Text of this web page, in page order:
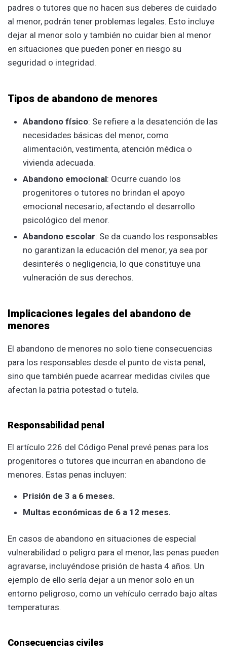
padres o tutores que no hacen sus deberes ͏de cuidado
al menor, p͏odrán te͏ner proble͏mas lega͏les. Esto incluye
dejar͏ al menor solo͏ y ͏tambi͏én no cuidar bien al menor
en situaciones que pueden poner͏ ͏en riesgo su
seguridad o integridad.͏
Tipos de abandono de menores
Abandono físico: Se refiere a la desatención de las
necesidades básicas del menor, como
alimentación, vestimenta, atención médica o
vivienda adecuada.
Abandono emocional: Ocurre cuando los
progenitores o tutores no brindan el apoyo
emocional necesario, afectando el desarrollo
psicológico del menor.
Abandono escolar: Se da cuando los responsables
no garantizan la educación del menor, ya sea por
desinterés o negligencia, lo que constituye una
vulneración de sus derechos.
Implicaciones legales del abandono de
menores
El abandono de menores no solo tiene consecuencias
para los responsables desde el punto de vista penal,
sino que también puede acarrear medidas civiles que
afectan la patria potestad o tutela.
Responsabilidad penal
El artículo 226 del Código Penal prevé penas para los
progenitores o tutores que incurran en abandono de
menores. Estas penas incluyen:
Prisión de 3 a 6 meses.
Multas económicas de 6 a 12 meses.
En casos de abandono en situaciones de especial
vulnerabilidad o peligro para el menor, las penas pueden
agravarse, incluyéndose prisión de hasta 4 años. Un
ejemplo de ello sería dejar a un menor solo en un
entorno peligroso, como un vehículo cerrado bajo altas
temperaturas.
Consecuencias civiles